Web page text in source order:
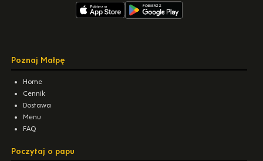
Poznaj Małpę
Home
Cennik
Dostawa
Menu
FAQ
Poczytaj o papu